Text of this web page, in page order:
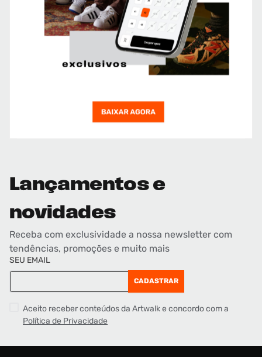
Lançamentos e
novidades
Receba com exclusividade a nossa newsletter com
tendências, promoções e muito mais
SEU EMAIL
CADASTRAR
Aceito receber conteúdos da Artwalk e concordo com a
Política de Privacidade